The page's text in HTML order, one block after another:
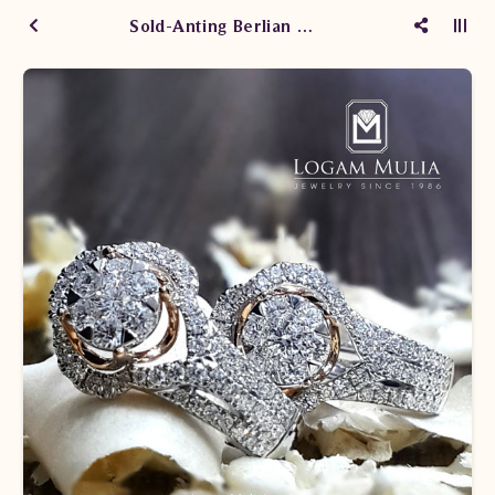
Sold-Anting Berlian Wanita ARA.E202062B seTE